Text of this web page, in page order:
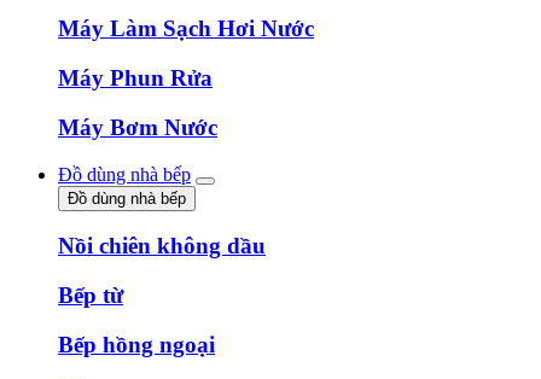
Máy Làm Sạch Hơi Nước
Máy Phun Rửa
Máy Bơm Nước
Đồ dùng nhà bếp
Đồ dùng nhà bếp
Nồi chiên không dầu
Bếp từ
Bếp hồng ngoại